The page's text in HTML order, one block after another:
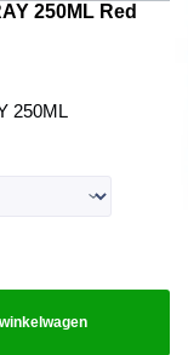
250ML Red
250ML